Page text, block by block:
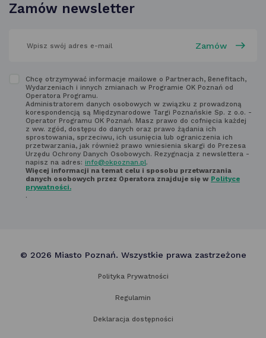
Zamów newsletter
poniżej
Zapoznaj
z regulaminem
newsletter'a
Chcę otrzymywać informacje mailowe o Partnerach, Benefitach,
Wydarzeniach i innych zmianach w Programie OK Poznań od
Operatora Programu.
Administratorem danych osobowych w związku z prowadzoną
korespondencją są Międzynarodowe Targi Poznańskie Sp. z o.o. -
Operator Programu OK Poznań. Masz prawo do cofnięcia każdej
z ww. zgód, dostępu do danych oraz prawo żądania ich
sprostowania, sprzeciwu, ich usunięcia lub ograniczenia ich
przetwarzania, jak również prawo wniesienia skargi do Prezesa
Urzędu Ochrony Danych Osobowych. Rezygnacja z newslettera -
napisz na adres: info@okpoznan.pl.
Więcej informacji na temat celu i sposobu przetwarzania
danych osobowych przez Operatora znajduje się w Polityce
prywatności.
.
© 2026 Miasto Poznań. Wszystkie prawa zastrzeżone
Polityka Prywatności
Regulamin
Deklaracja dostępności